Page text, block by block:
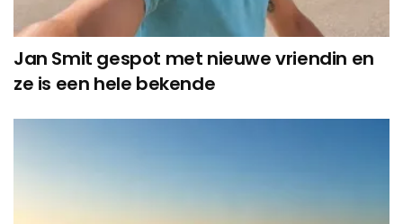
Jan Smit gespot met nieuwe vriendin en
ze is een hele bekende